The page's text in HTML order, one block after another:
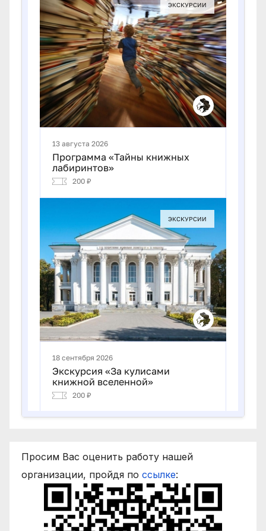
Просим Вас оценить работу нашей
организации, пройдя по ссылке: